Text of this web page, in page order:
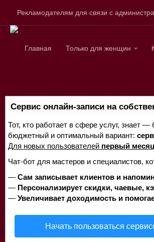
Рекламодателям для связи с
Главная Только для женщин
Сервис онлайн-записи на
Тот, кто работает в сфере услуг, знает
бюджетный и оптимальный вариант:
Для новых пользователей первый
Чат-бот для мастеров и специалистов,
— Сам записывает клиентов и
— Персонализирует скидки, чаевые,
— Увеличивает доходимость и
Начать пользоваться